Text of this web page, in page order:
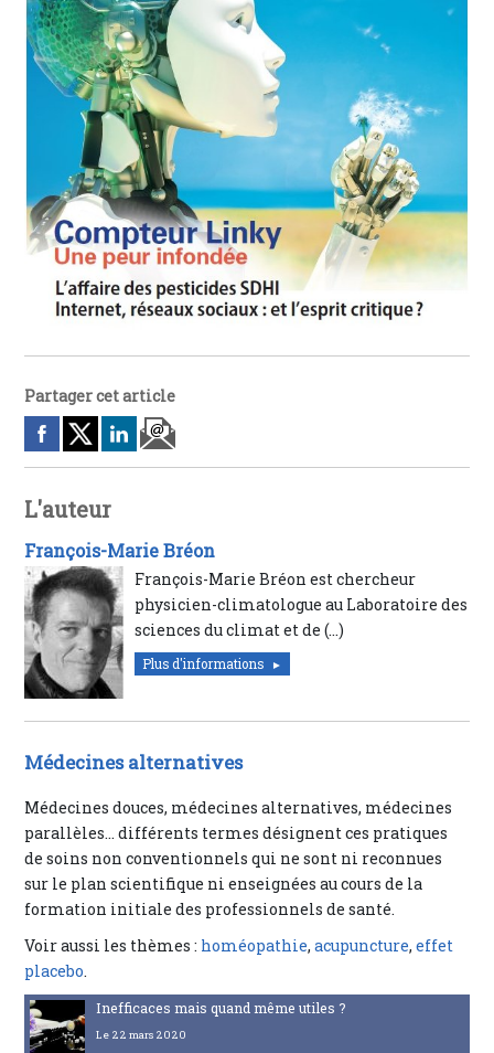
Partager cet article
L'auteur
François-Marie Bréon
François-Marie Bréon est chercheur
physicien-climatologue au Laboratoire des
sciences du climat et de (…)
Plus d'informations
Médecines alternatives
Médecines douces, médecines alternatives, médecines
parallèles… différents termes désignent ces pratiques
de soins non conventionnels qui ne sont ni reconnues
sur le plan scientifique ni enseignées au cours de la
formation initiale des professionnels de santé.
Voir aussi les thèmes : homéopathie,acupuncture,effet
placebo.
Inefficaces mais quand même utiles ?
Le 22 mars 2020